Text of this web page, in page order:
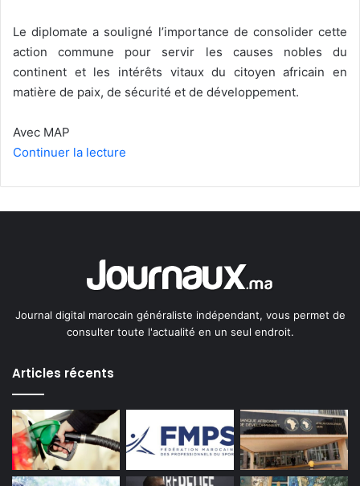
Le diplomate a souligné l’importance de consolider cette
action commune pour servir les causes nobles du
continent et les intérêts vitaux du citoyen africain en
matière de paix, de sécurité et de développement.
Avec MAP
Continuer la lecture
Journal digital marocain généraliste indépendant, vous permet de
consulter toute l'actualité en un seul endroit.
Articles récents